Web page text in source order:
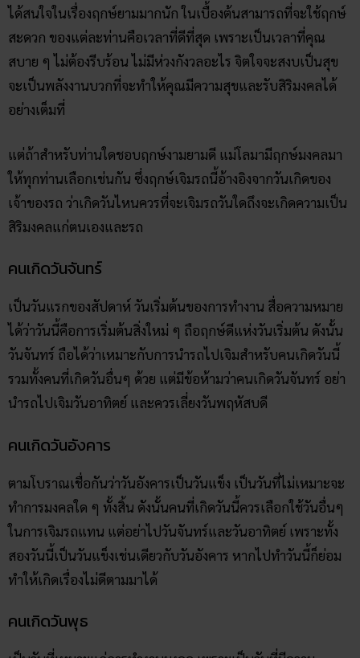
ได้สนใจในเรื่องฤกษ์ยามมากนัก ในเบื้องต้นสามารถที่จะใช้ฤกษ์
สะดวก ของแต่ละท่านคือเวลาที่ดีที่สุด เพราะเป็นเวลาที่คุณ
สบาย ๆ ไม่ต้องรีบร้อน ไม่มีห่วงกังวลอะไร จิตใจจะสงบเป็นสุข
จะเป็นพลังงานบวกที่จะทำให้คุณมีความสุขและรับสิริมงคลได้
อย่างเต็มที่
แต่ถ้าสำหรับท่านใดชอบฤกษ์งามยามดี แม่โลมามีฤกษ์มงคลมา
ให้ทุกท่านเลือกเช่นกัน ซึ่งฤกษ์เจิมรถนี้อ้างอิงจากวันเกิดของ
เจ้าของรถ ว่าเกิดวันไหนควรที่จะเจิมรถวันใดถึงจะเกิดความเป็น
สิริมงคลแก่ตนเองและรถ
คนเกิดวันจันทร์
เป็นวันแรกของสัปดาห์ วันเริ่มต้นของการทำงาน สื่อความหมาย
ได้ว่าวันนี้คือการเริ่มต้นสิ่งใหม่ ๆ ถือฤกษ์ดีแห่งวันเริ่มต้น ดังนั้น
วันจันทร์ ถือได้ว่าเหมาะกับการนำรถไปเจิมสำหรับคนเกิดวันนี้
รวมทั้งคนที่เกิดวันอื่นๆ ด้วย แต่มีข้อห้ามว่าคนเกิดวันจันทร์ อย่า
นำรถไปเจิมวันอาทิตย์ และควรเลี่ยงวันพฤหัสบดี
คนเกิดวันอังคาร
ตามโบราณเชื่อกันว่าวันอังคารเป็นวันแข็ง เป็นวันที่ไม่เหมาะจะ
ทำการมงคลใด ๆ ทั้งสิ้น ดังนั้นคนที่เกิดวันนี้ควรเลือกใช้วันอื่นๆ
ในการเจิมรถแทน แต่อย่าไปวันจันทร์และวันอาทิตย์ เพราะทั้ง
สองวันนี้เป็นวันแข็งเช่นเดียวกับวันอังคาร หากไปทำวันนี้ก็ย่อม
ทำให้เกิดเรื่องไม่ดีตามมาได้
คนเกิดวันพุธ